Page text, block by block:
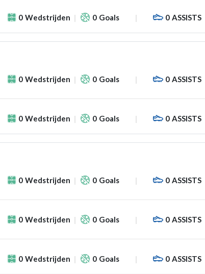
0 Wedstrijden 0 Goals 0 ASSISTS
0 Wedstrijden 0 Goals 0 ASSISTS
0 Wedstrijden 0 Goals 0 ASSISTS
0 Wedstrijden 0 Goals 0 ASSISTS
0 Wedstrijden 0 Goals 0 ASSISTS
0 Wedstrijden 0 Goals 0 ASSISTS